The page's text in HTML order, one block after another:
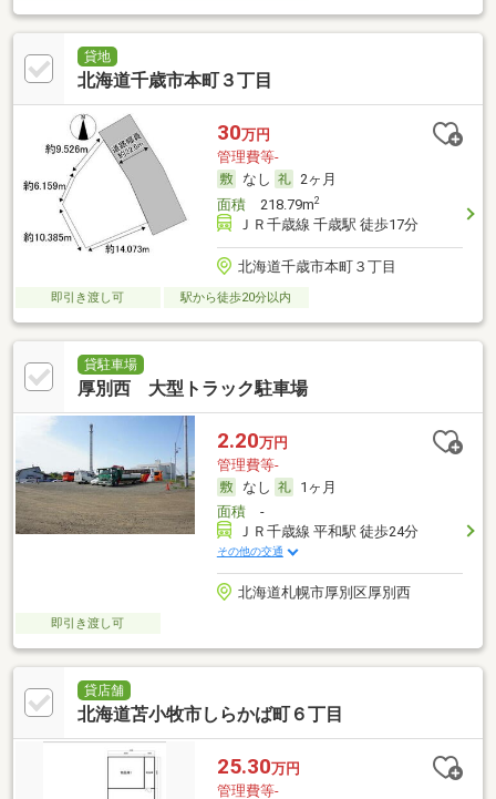
貸地
北海道千歳市本町３丁目
30万円
管理費等-
なし
2ヶ月
面積218.79m2
ＪＲ千歳線 千歳駅 徒歩17分
北海道千歳市本町３丁目
即引き渡し可 駅から徒歩20分以内
貸駐車場
厚別西 大型トラック駐車場
2.20万円
管理費等-
なし
1ヶ月
面積-
ＪＲ千歳線 平和駅 徒歩24分
その他の交通
北海道札幌市厚別区厚別西
即引き渡し可
貸店舗
北海道苫小牧市しらかば町６丁目
25.30万円
管理費等-